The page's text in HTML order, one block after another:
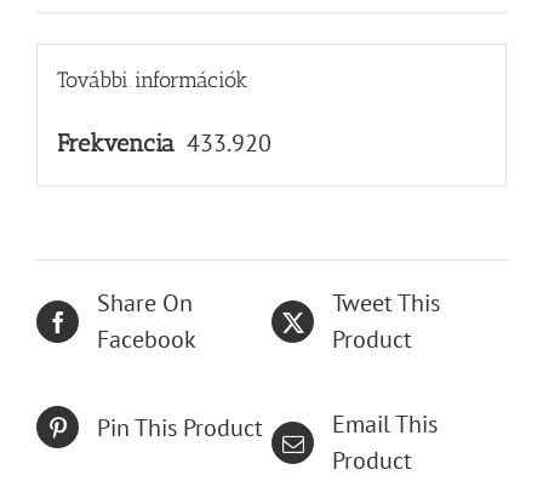
További információk
Frekvencia 433.920
Share On
Facebook
Tweet This
Product
Pin This Product
Email This
Product